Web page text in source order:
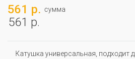
561 р. сумма
561 р.
Катушка универсальная, подходит